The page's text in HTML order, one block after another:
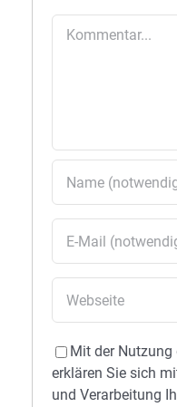
Mit der
erklären Sie sich
und Verarbeitung